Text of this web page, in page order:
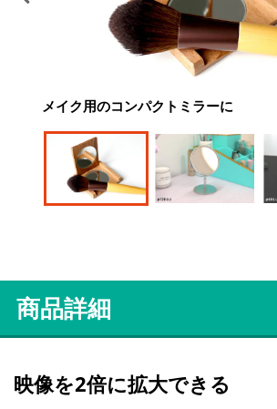
メイク用のコンパクトミラーに
メイク用ミラーに
実験器具に
商品詳細
映像を2倍に拡大できる